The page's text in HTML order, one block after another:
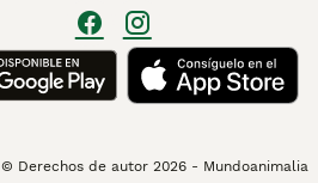
© Derechos de autor 2026 - Mundoanimalia